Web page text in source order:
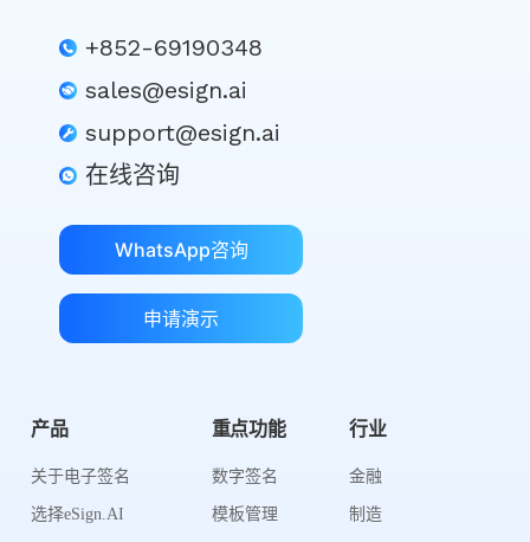
+852-69190348
sales@esign.ai
support@esign.ai
在线咨询
WhatsApp咨询
申请演示
产品
关于电子签名
选择eSign.AI
重点功能
数字签名
模板管理
行业
金融
制造